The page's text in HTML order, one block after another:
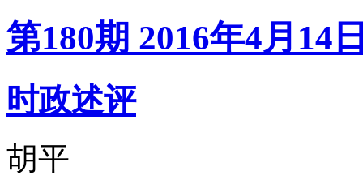
第180期 2016年4月14
时政述评
胡平